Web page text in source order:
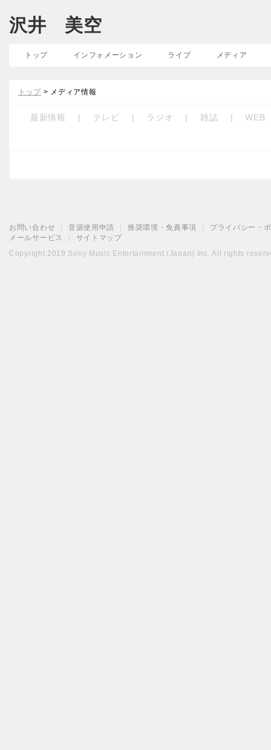
沢井 美空
トップ インフォメーション ライブ メディア
トップ > メディア情報
最新情報 | テレビ | ラジオ | 雑誌 | WEB
お問い合わせ 音源使用申請 推奨環境・免責事項
プライバシー・
メールサービス
サイトマップ
Copyright 2019 Sony Music Entertainment (Japan) Inc. All rights